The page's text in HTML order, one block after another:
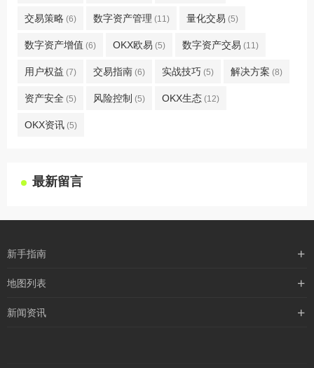
交易策略 (6) 数字资产管理 (11) 量化交易 (5)
数字资产增值 (6) OKX欧易 (5) 数字资产交易 (11)
用户权益 (7) 交易指南 (6) 实战技巧 (5) 解决方案 (8)
资产安全 (5) 风险控制 (5) OKX生态 (12)
OKX资讯 (5)
最新留言
新手指南
购买流程
地图列表
最新文章
新闻资讯